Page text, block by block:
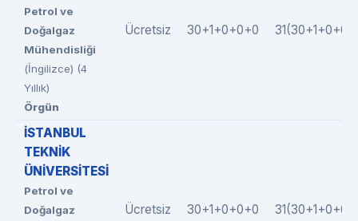
Petrol ve
Doğalgaz
Mühendisliği
(İngilizce) (4
Yıllık)
Örgün
Ücretsiz 30+1+0+0+0
İSTANBUL
TEKNİK
ÜNİVERSİTESİ
Petrol ve
Doğalgaz
Ücretsiz 30+1+0+0+0